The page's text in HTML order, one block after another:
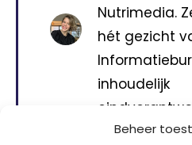
Beheer
Nutrimedia.
hét gezicht
inhoudelijk
informatie